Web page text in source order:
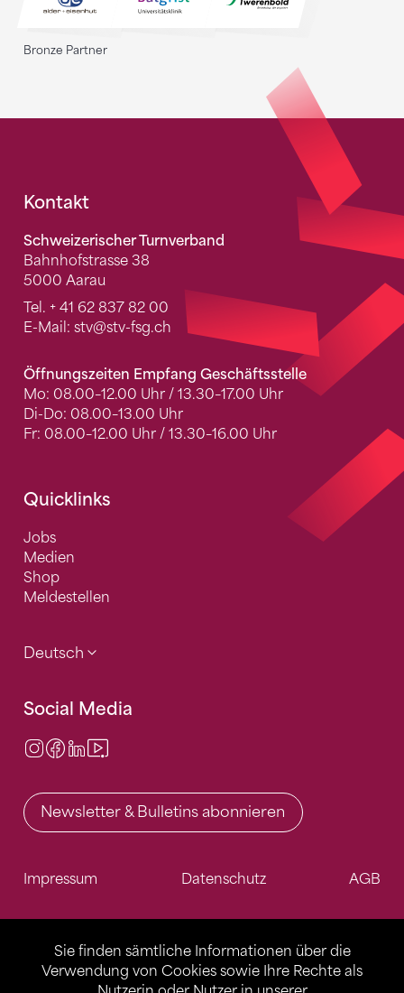
Sie finden sämtliche Informationen über die
Verwendung von Cookies sowie Ihre Rechte als
Bronze Partner
Fusszeile
Kontakt
Schweizerischer Turnverband
Bahnhofstrasse 38
5000 Aarau
Tel. + 41 62 837 82 00
E-Mail: stv@stv-fsg.ch
Öffnungszeiten Empfang Geschäftsstelle
Mo: 08.00–12.00 Uhr / 13.30–17.00 Uhr
Di-Do: 08.00–13.00 Uhr
Fr: 08.00–12.00 Uhr / 13.30–16.00 Uhr
Quicklinks
Jobs
Medien
Shop
Meldestellen
Deutsch
Social Media
Instagram
Facebook
LinkedIn
Newsletter & Bulletins abonnieren
Impressum Datenschutz AGB